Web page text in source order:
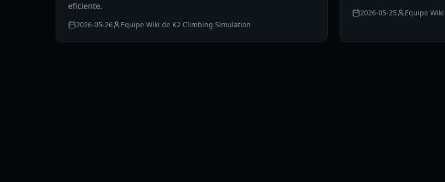
eficiente.
2026-05-26 Equipe Wiki de K2 Climbing Simulation
2026-05-25 Equipe